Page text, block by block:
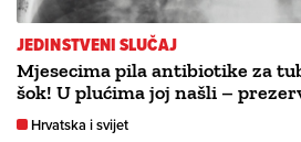
JEDINSTVENI SLUČAJ
Mjesecima pila antibiotike za
šok! U plućima joj našli –
Hrvatska i svijet